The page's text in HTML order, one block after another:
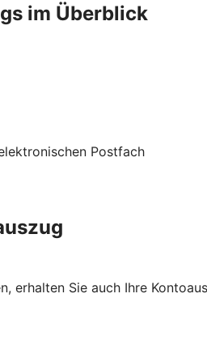
im Überblick
Postfach
Sie auch Ihre